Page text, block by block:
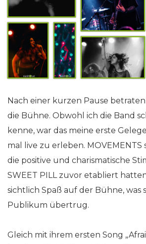
Nach einer kurzen Pause betraten
die Bühne. Obwohl ich die Band
kenne, war das meine erste
mal live zu erleben.
die positive und charismatische
SWEET PILL zuvor etabliert
sichtlich Spaß auf der Bühne, was
Publikum übertrug.
Gleich mit ihrem ersten Song